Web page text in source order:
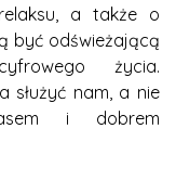
a także o
być odświeżającą
życia.
służyć nam, a nie
i dobrem